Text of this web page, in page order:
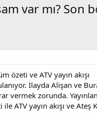
var mı? Son
özeti ve ATV yayın akışı
İlayda Alişan ve
vermek zorunda.
ATV yayın akışı ve Ateş